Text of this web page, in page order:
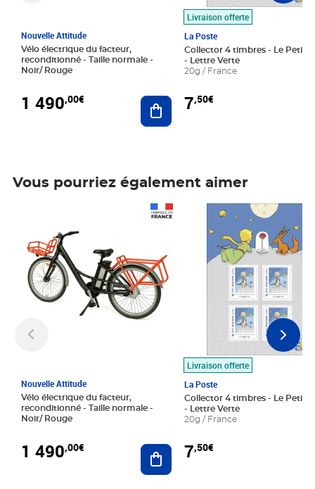
Nouvelle Attitude
Vélo électrique du facteur,
reconditionné - Taille normale -
Noir/ Rouge
1 490,00€ Ajouter au panier
Livraison offerte
La Poste
Collector 4 timbres - Le Petit
- Lettre Verte
20g / France
7,50€
Vous pourriez également aimer
Nouvelle Attitude
Vélo électrique du facteur,
reconditionné - Taille normale -
Noir/ Rouge
1 490,00€ Ajouter au panier
Livraison offerte
La Poste
Collector 4 timbres - Le Petit
- Lettre Verte
20g / France
7,50€
Prix 7,50€